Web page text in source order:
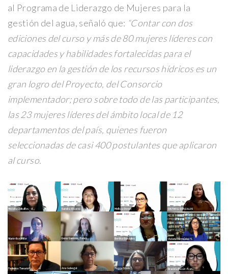
al Programa de Liderazgo de Mujeres para la
gestión del agua, señaló que: “Contar con dos
ediciones del curso y más de 80 mujeres líderes con
capacidades y habilidades fortalecidas para el
liderazgo en la gestión de los recursos hídricos es un
gran logro del Proyecto, del Consorcio
implementador; pero sobre todo de las participantes,
las 23 mujeres líderes del ámbito local de 12
departamentos del país, quienes fueron
seleccionadas de casi 400 postulantes que aplicaron
al curso.